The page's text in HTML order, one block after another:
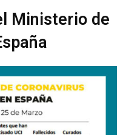
Ministerio de